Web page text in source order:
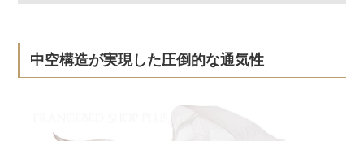
中空構造が実現した圧倒的な通気性